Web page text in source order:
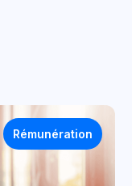
Rémunération